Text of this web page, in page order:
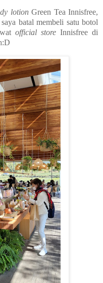
lotion Green Tea Innisfree,
batal membeli satu botol
official store Innisfree di